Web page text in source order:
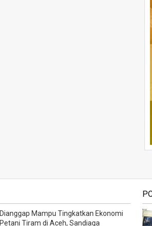
Dianggap Mampu Tingkatkan Ekonomi
Petani Tiram di Aceh, Sandiaga